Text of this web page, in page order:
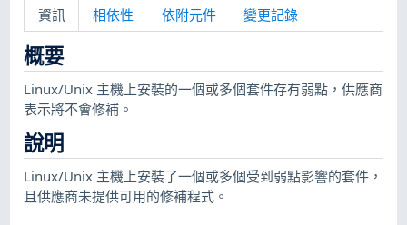
資訊 相依性 依附元件 變更記錄
概要
Linux/Unix 主機上安裝的一個或多個套件存有弱點，供應商
表示將不會修補。
說明
Linux/Unix 主機上安裝了一個或多個受到弱點影響的套件，
且供應商未提供可用的修補程式。